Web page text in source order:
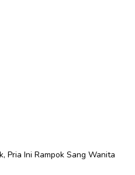
Pria Ini Rampok Sang Wanita